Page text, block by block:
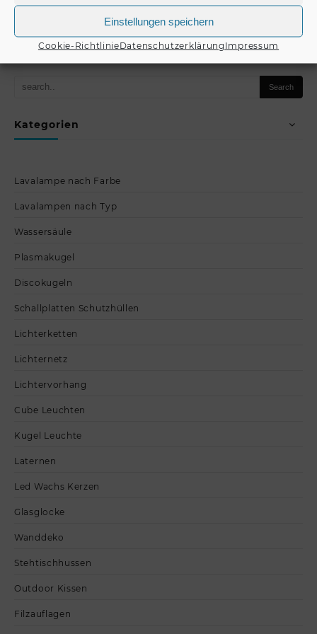
Einstellungen speichern
Cookie-RichtlinieDatenschutzerklärung Impressum
Kategorien
Lavalampe nach Farbe
Lavalampen nach Typ
Wassersäule
Plasmakugel
Discokugeln
Schallplatten Schutzhüllen
Lichterketten
Lichternetz
Lichtervorhang
Cube Leuchten
Kugel Leuchte
Laternen
Led Wachs Kerzen
Glasglocke
Wanddeko
Stehtischhussen
Outdoor Kissen
Filzauflagen